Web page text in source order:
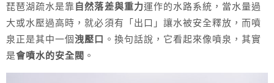
琵琶湖疏水是靠 自然落差與重力運作的水路系統，當水量過
大或水壓過高時，就必須有「出口」讓水被安全釋放，而噴
泉正是其中一個洩壓口 。換句話說，它看起來像噴泉，其實
是會噴水的安全閥 。